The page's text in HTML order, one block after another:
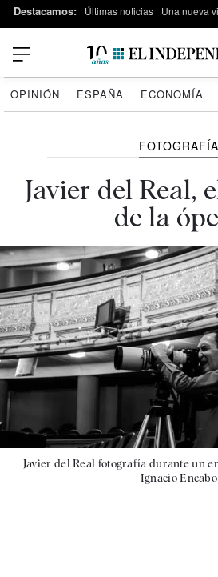
Destacamos: Últimas noticias Una nueva
OPINIÓN ESPAÑA ECONOMÍA
FOTOGRAFÍA
Javier del Real,
de la
Javier del Real fotografía durante un
Ignacio Encabo